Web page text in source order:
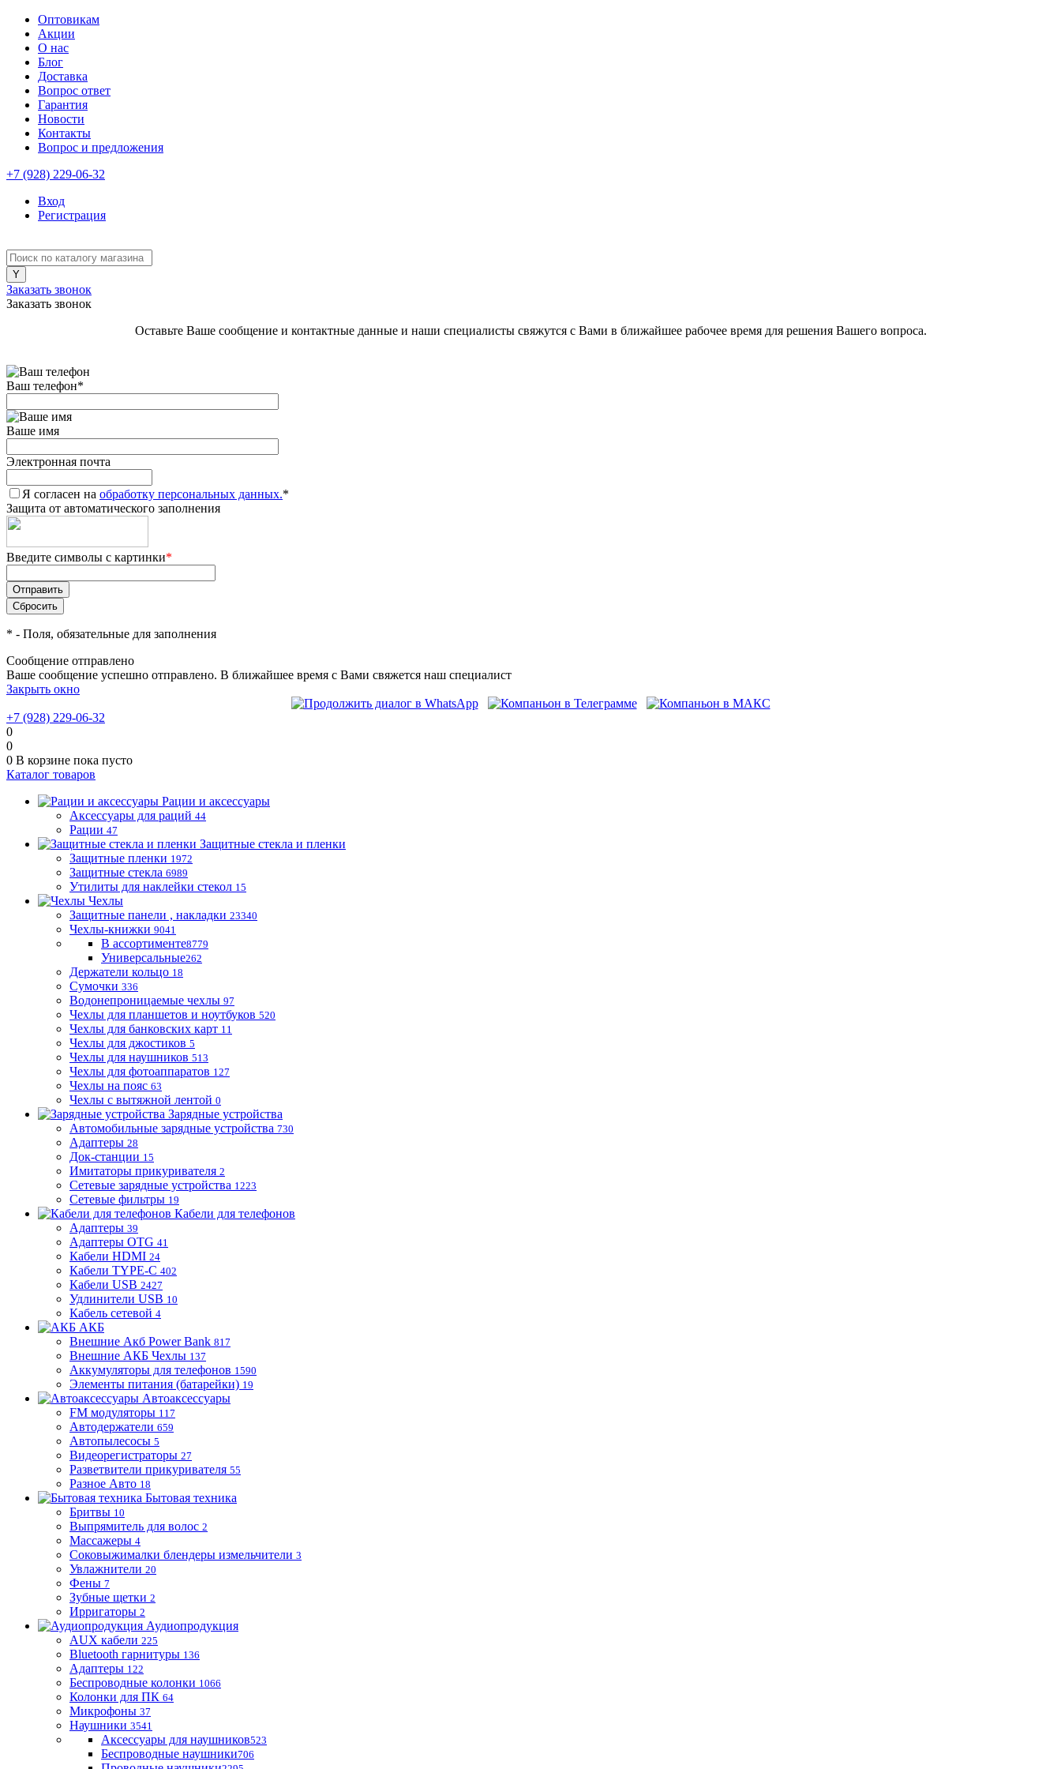
Оптовикам
Акции
О нас
Блог
Доставка
Вопрос ответ
Гарантия
Новости
Контакты
Вопрос и предложения
+7 (928) 229-06-32
Вход
Регистрация
Заказать звонок
Заказать звонок
Оставьте Ваше сообщение и контактные данные и наши специалисты свяжутся с Вами в ближайшее рабочее время для решения Вашего вопроса.
Ваш телефон*
Ваше имя
Электронная почта
Я согласен на обработку персональных данных.*
Защита от автоматического заполнения
Введите символы с картинки*
* - Поля, обязательные для заполнения
Сообщение отправлено
Ваше сообщение успешно отправлено. В ближайшее время с Вами свяжется наш специалист
Закрыть окно
+7 (928) 229-06-32
0
0
0 В корзине пока пусто
Каталог товаров
Рации и аксессуары
Аксессуары для раций 44
Рации 47
Защитные стекла и пленки
Защитные пленки 1972
Защитные стекла 6989
Утилиты для наклейки стекол 15
Чехлы
Защитные панели , накладки 23340
Чехлы-книжки 9041
В ассортименте8779
Универсальные262
Держатели кольцо 18
Сумочки 336
Водонепроницаемые чехлы 97
Чехлы для планшетов и ноутбуков 520
Чехлы для банковских карт 11
Чехлы для джостиков 5
Чехлы для наушников 513
Чехлы для фотоаппаратов 127
Чехлы на пояс 63
Чехлы с вытяжной лентой 0
Зарядные устройства
Автомобильные зарядные устройства 730
Адаптеры 28
Док-станции 15
Имитаторы прикуривателя 2
Сетевые зарядные устройства 1223
Сетевые фильтры 19
Кабели для телефонов
Адаптеры 39
Адаптеры OTG 41
Кабели HDMI 24
Кабели TYPE-C 402
Кабели USB 2427
Удлинители USB 10
Кабель сетевой 4
АКБ
Внешние Акб Power Bank 817
Внешние АКБ Чехлы 137
Аккумуляторы для телефонов 1590
Элементы питания (батарейки) 19
Автоаксессуары
FM модуляторы 117
Автодержатели 659
Автопылесосы 5
Видеорегистраторы 27
Разветвители прикуривателя 55
Разное Авто 18
Бытовая техника
Бритвы 10
Выпрямитель для волос 2
Массажеры 4
Соковыжималки блендеры измельчители 3
Увлажнители 20
Фены 7
Зубные щетки 2
Ирригаторы 2
Аудиопродукция
AUX кабели 225
Bluetooth гарнитуры 136
Адаптеры 122
Беспроводные колонки 1066
Колонки для ПК 64
Микрофоны 37
Наушники 3541
Аксессуары для наушников523
Беспроводные наушники706